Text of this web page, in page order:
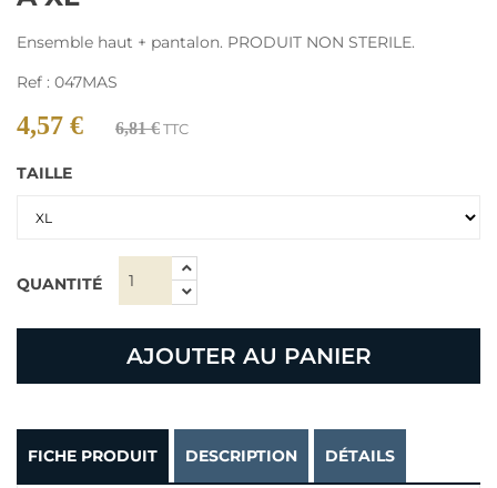
Ensemble haut + pantalon. PRODUIT NON STERILE.
Ref : 047MAS
4,57 € 6,81 €TTC
TAILLE
QUANTITÉ
AJOUTER AU PANIER
FICHE PRODUIT DESCRIPTION DÉTAILS